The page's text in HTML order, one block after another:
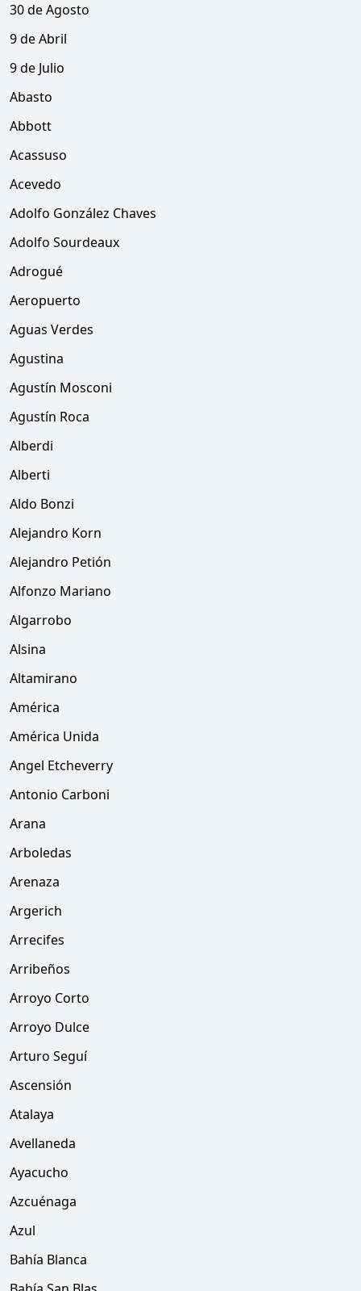
30 de Agosto
9 de Abril
9 de Julio
Abasto
Abbott
Acassuso
Acevedo
Adolfo González Chaves
Adolfo Sourdeaux
Adrogué
Aeropuerto
Aguas Verdes
Agustina
Agustín Mosconi
Agustín Roca
Alberdi
Alberti
Aldo Bonzi
Alejandro Korn
Alejandro Petión
Alfonzo Mariano
Algarrobo
Alsina
Altamirano
América
América Unida
Angel Etcheverry
Antonio Carboni
Arana
Arboledas
Arenaza
Argerich
Arrecifes
Arribeños
Arroyo Corto
Arroyo Dulce
Arturo Seguí
Ascensión
Atalaya
Avellaneda
Ayacucho
Azcuénaga
Azul
Bahía Blanca